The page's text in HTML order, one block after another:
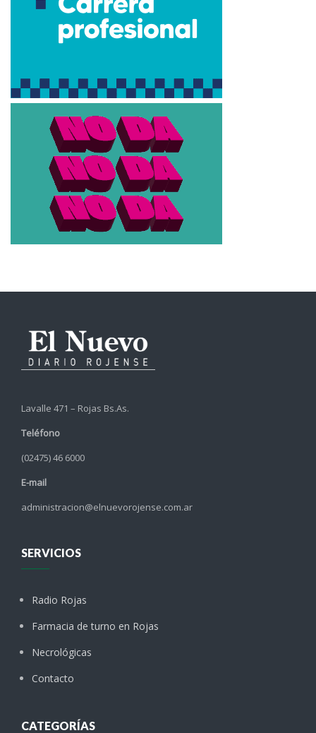
Lavalle 471 – Rojas Bs.As.
Teléfono
(02475) 46 6000
E-mail
administracion@elnuevorojense.com.ar
SERVICIOS
Radio Rojas
Farmacia de turno en Rojas
Necrológicas
Contacto
CATEGORÍAS